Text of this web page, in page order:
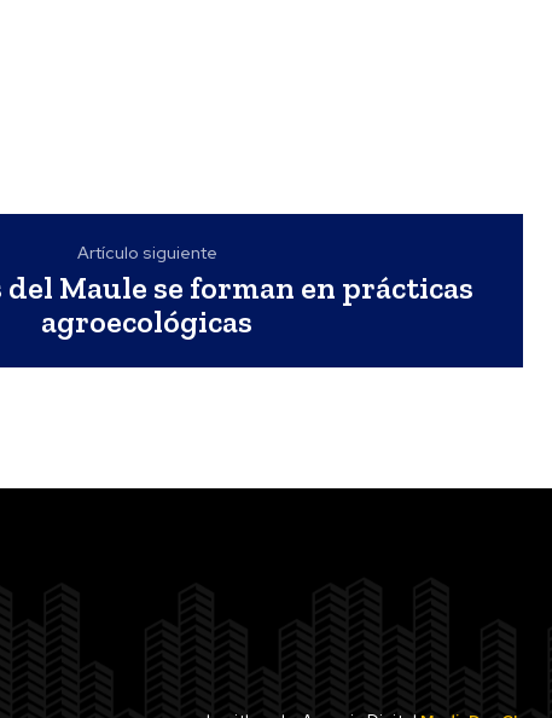
Artículo siguiente
Maule se forman en prácticas
agroecológicas